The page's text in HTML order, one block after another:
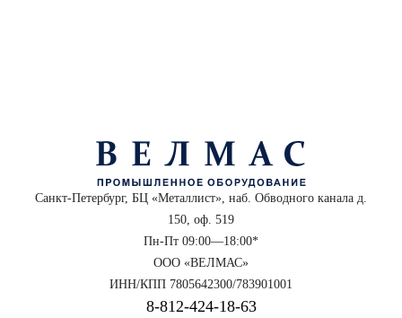
Санкт-Петербург, БЦ «Металлист», наб. Обводного канала д.
150, оф. 519
Пн-Пт 09:00—18:00*
ООО «ВЕЛМАС»
ИНН/КПП 7805642300/783901001
8‑812‑424‑18‑63